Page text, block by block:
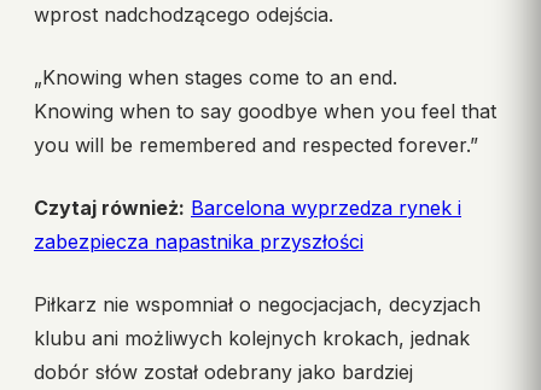
wprost nadchodzącego odejścia.
„Knowing when stages come to an end.
Knowing when to say goodbye when you feel that
you will be remembered and respected forever.”
Czytaj również: Barcelona wyprzedza rynek i
zabezpiecza napastnika przyszłości
Piłkarz nie wspomniał o negocjacjach, decyzjach
klubu ani możliwych kolejnych krokach, jednak
dobór słów został odebrany jako bardziej